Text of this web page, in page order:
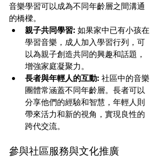
音樂學習可以成為不同年齡層之間溝通
的橋樑。
親子共同學習: 如果家中已有小孩在
學習音樂，成人加入學習行列，可
以為親子創造共同的興趣和話題，
增強家庭凝聚力。
長者與年輕人的互動: 社區中的音樂
團體常涵蓋不同年齡層。長者可以
分享他們的經驗和智慧，年輕人則
帶來活力和新的視角，實現良性的
跨代交流。
參與社區服務與文化推廣